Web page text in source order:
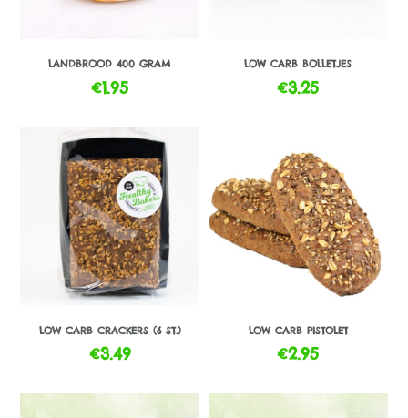
LANDBROOD 400 GRAM
€1.95
LOW CARB BOLLETJES
€3.25
LOW CARB CRACKERS (6 ST.)
€3.49
LOW CARB PISTOLET
€2.95